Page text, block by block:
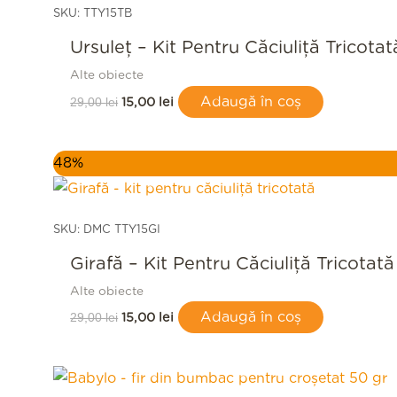
SKU: TTY15TB
Ursuleț – Kit Pentru Căciuliță
Alte obiecte
29,00lei
29,00 lei.
15,00 lei Adaugă în coș
48%
SKU: DMC TTY15GI
Girafă – Kit Pentru Căciuliță Tricotată
Alte obiecte
29,00lei
a
15,00 lei
este:
Adaugă în coș